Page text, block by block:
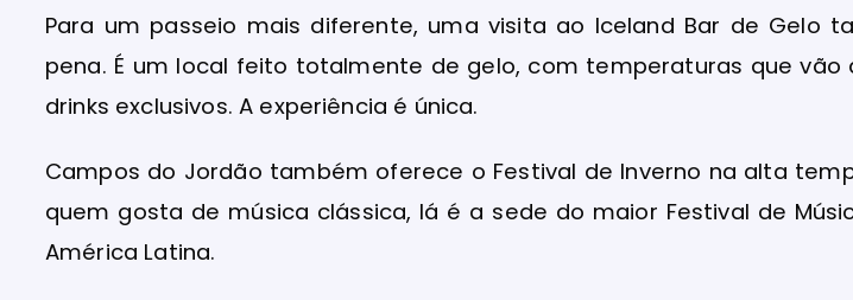
Para um passeio mais diferente, uma visita ao Iceland Bar de Gelo
pena. É um local feito totalmente de gelo, com temperaturas que vão
drinks exclusivos. A experiência é única.
Campos do Jordão também oferece o Festival de Inverno na alta
quem gosta de música clássica, lá é a sede do maior Festival de
América Latina.